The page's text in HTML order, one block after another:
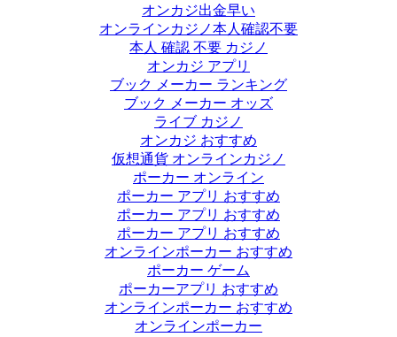
オンカジ出金早い
オンラインカジノ本人確認不要
本人 確認 不要 カジノ
オンカジ アプリ
ブック メーカー ランキング
ブック メーカー オッズ
ライブ カジノ
オンカジ おすすめ
仮想通貨 オンラインカジノ
ポーカー オンライン
ポーカー アプリ おすすめ
ポーカー アプリ おすすめ
ポーカー アプリ おすすめ
オンラインポーカー おすすめ
ポーカー ゲーム
ポーカーアプリ おすすめ
オンラインポーカー おすすめ
オンラインポーカー